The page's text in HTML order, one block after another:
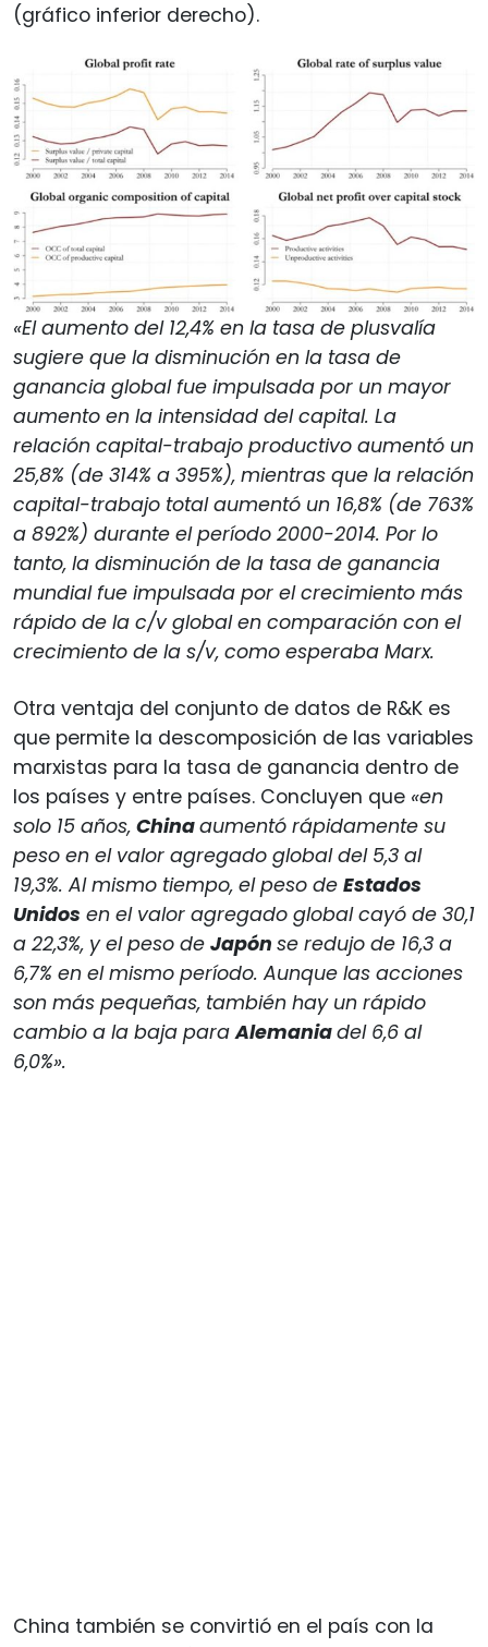
(gráfico inferior derecho).
«El aumento del 12,4% en la tasa de plusvalía
sugiere que la disminución en la tasa de
ganancia global fue impulsada por un mayor
aumento en la intensidad del capital. La
relación capital-trabajo productivo aumentó un
25,8% (de 314% a 395%), mientras que la relación
capital-trabajo total aumentó un 16,8% (de 763%
a 892%) durante el período 2000-2014. Por lo
tanto, la disminución de la tasa de ganancia
mundial fue impulsada por el crecimiento más
rápido de la c/v global en comparación con el
crecimiento de la s/v, como esperaba Marx.
Otra ventaja del conjunto de datos de R&K es
que permite la descomposición de las variables
marxistas para la tasa de ganancia dentro de
los países y entre países. Concluyen que «en
solo 15 años, Chinaaumentó rápidamente su
peso en el valor agregado global del 5,3 al
19,3%. Al mismo tiempo, el peso de Estados
Unidos en el valor agregado global cayó de 30,1
a 22,3%, y el peso de Japón se redujo de 16,3 a
6,7% en el mismo período. Aunque las acciones
son más pequeñas, también hay un rápido
cambio a la baja paraAlemaniadel 6,6 al
6,0%».
China también se convirtió en el país con la